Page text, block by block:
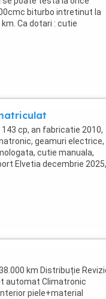
biturbo intretinut la
Ca dotari : cutie
cp, an fabricatie 2010,
geamuri electrice,
cutie manuala,
Elvetia decembrie 2025,
km Distribuție
automat Climatronic
piele+material